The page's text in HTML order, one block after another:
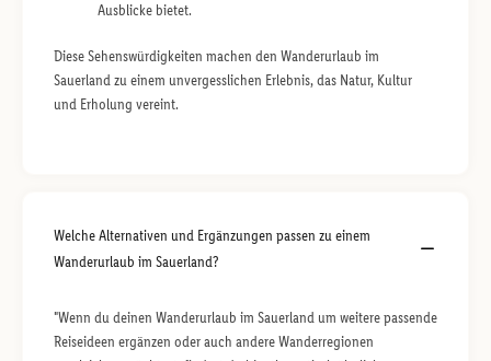
Ausblicke bietet.
Diese Sehenswürdigkeiten machen den Wanderurlaub im
Sauerland zu einem unvergesslichen Erlebnis, das Natur, Kultur
und Erholung vereint.
Welche Alternativen und Ergänzungen passen zu einem
Wanderurlaub im Sauerland?
"Wenn du deinen Wanderurlaub im Sauerland um weitere passende
Reiseideen ergänzen oder auch andere Wanderregionen